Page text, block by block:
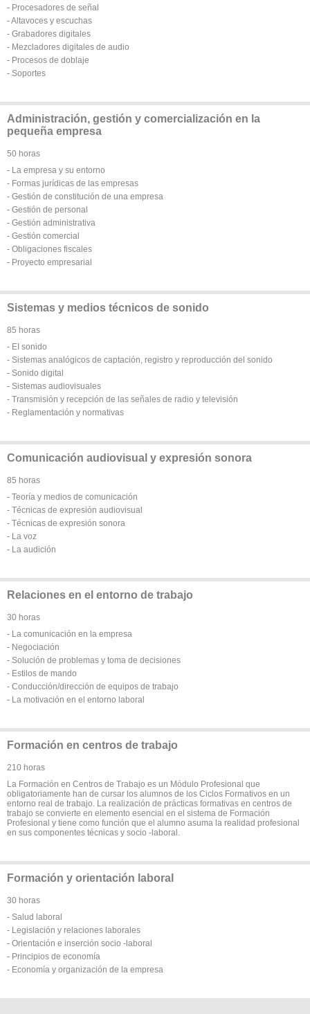
- Procesadores de señal
- Altavoces y escuchas
- Grabadores digitales
- Mezcladores digitales de audio
- Procesos de doblaje
- Soportes
Administración, gestión y comercialización en la
pequeña empresa
50 horas
- La empresa y su entorno
- Formas jurídicas de las empresas
- Gestión de constitución de una empresa
- Gestión de personal
- Gestión administrativa
- Gestión comercial
- Obligaciones fiscales
- Proyecto empresarial
Sistemas y medios técnicos de sonido
85 horas
- EI sonido
- Sistemas analógicos de captación, registro y reproducción del sonido
- Sonido digital
- Sistemas audiovisuales
- Transmisión y recepción de las señales de radio y televisión
- Reglamentación y normativas
Comunicación audiovisual y expresión sonora
85 horas
- Teoría y medios de comunicación
- Técnicas de expresión audiovisual
- Técnicas de expresión sonora
- La voz
- La audición
Relaciones en el entorno de trabajo
30 horas
- La comunicación en la empresa
- Negociación
- Solución de problemas y toma de decisiones
- Estilos de mando
- Conducción/dirección de equipos de trabajo
- La motivación en el entorno laboral
Formación en centros de trabajo
210 horas
La Formación en Centros de Trabajo es un Módulo Profesional que
obligatoriamente han de cursar los alumnos de los Ciclos Formativos en un
entorno real de trabajo. La realización de prácticas formativas en centros de
trabajo se convierte en elemento esencial en el sistema de Formación
Profesional y tiene como función que el alumno asuma la realidad profesional
en sus componentes técnicas y socio -laboral.
Formación y orientación laboral
30 horas
- Salud laboral
- Legislación y relaciones laborales
- Orientación e inserción socio -laboral
- Principios de economía
- Economía y organización de la empresa